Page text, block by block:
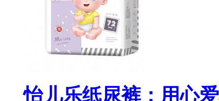
怡儿乐纸尿裤：用心